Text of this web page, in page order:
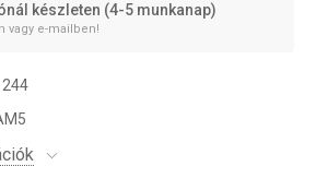
készleten (4-5 munkanap)
vagy e-mailben!
244